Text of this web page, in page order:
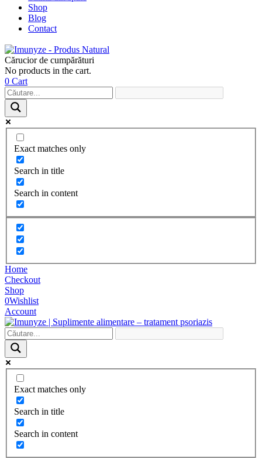
Shop
Blog
Contact
Cărucior de cumpărături
No products in the cart.
0 Cart
Exact matches only
Search in title
Search in content
Home
Checkout
Shop
0Wishlist
Account
Exact matches only
Search in title
Search in content